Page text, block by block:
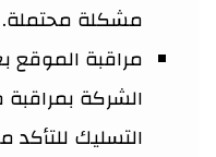
مشكلة محتملة.
مراقبة الموقع
الشركة
التسليك